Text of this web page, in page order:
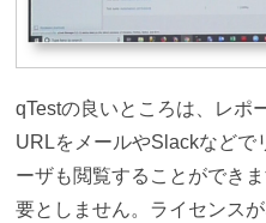
qTestの良いところは、レポ
URLをメールやSlackなどで
ーザも閲覧することができ
要としません。ライセンス